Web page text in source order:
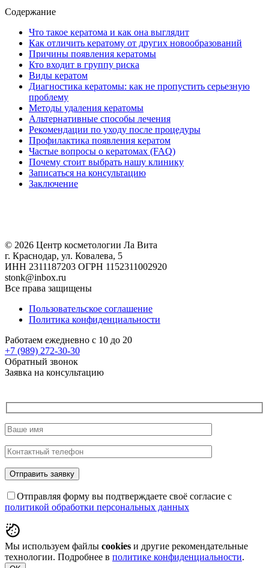
Содержание
Что такое кератома и как она выглядит
Как отличить кератому от других новообразований
Причины появления кератомы
Кто входит в группу риска
Виды кератом
Диагностика кератомы: как не пропустить серьезную
проблему
Методы удаления кератомы
Альтернативные способы лечения
Рекомендации по уходу после процедуры
Профилактика появления кератом
Частые вопросы о кератомах (FAQ)
Почему стоит выбрать нашу клинику
Записаться на консультацию
Заключение
© 2026 Центр косметологии Ла Вита
г. Краснодар, ул. Ковалева, 5
ИНН 2311187203 ОГРН 1152311002920
stonk@inbox.ru
Все права защищены
Пользовательское соглашение
Политика конфиденциальности
Работаем ежедневно с 10 до 20
+7 (989) 272-30-30
Обратный звонок
Заявка на консультацию
Отправляя форму вы подтверждаете своё согласие с
политикой обработки персональных данных
Мы используем файлы cookies и другие рекомендательные
технологии. Подробнее в политике конфиденциальности.